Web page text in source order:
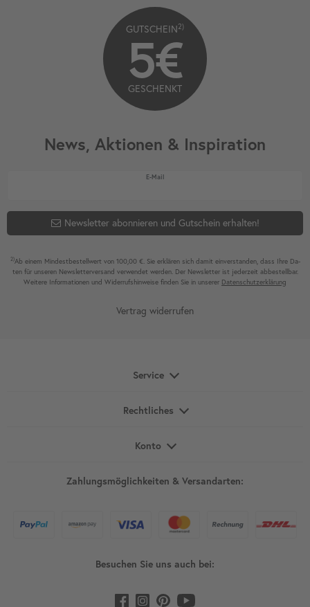
News, Aktionen & Inspiration
E-MailNewsletter Honig
Newsletter abonnieren und Gutschein erhalten!
2)Ab einem Mindest­bestell­wert von 100,00 €. Sie erklären sich damit ein­ver­standen, dass Ihre Da­
ten für unseren News­letter­versand ver­wen­det werden. Der News­letter ist jeder­zeit ab­bestel­lbar.
Weitere Infor­mationen und Wider­rufshin­weise finden Sie in unserer Daten­schutz­erklärung
GUTSCHEIN2)
5€
GESCHENKT
Vertrag widerrufen
Service
Rechtliches
Konto
Zahlungsmöglichkeiten & Versandarten:
Besuchen Sie uns auch bei: